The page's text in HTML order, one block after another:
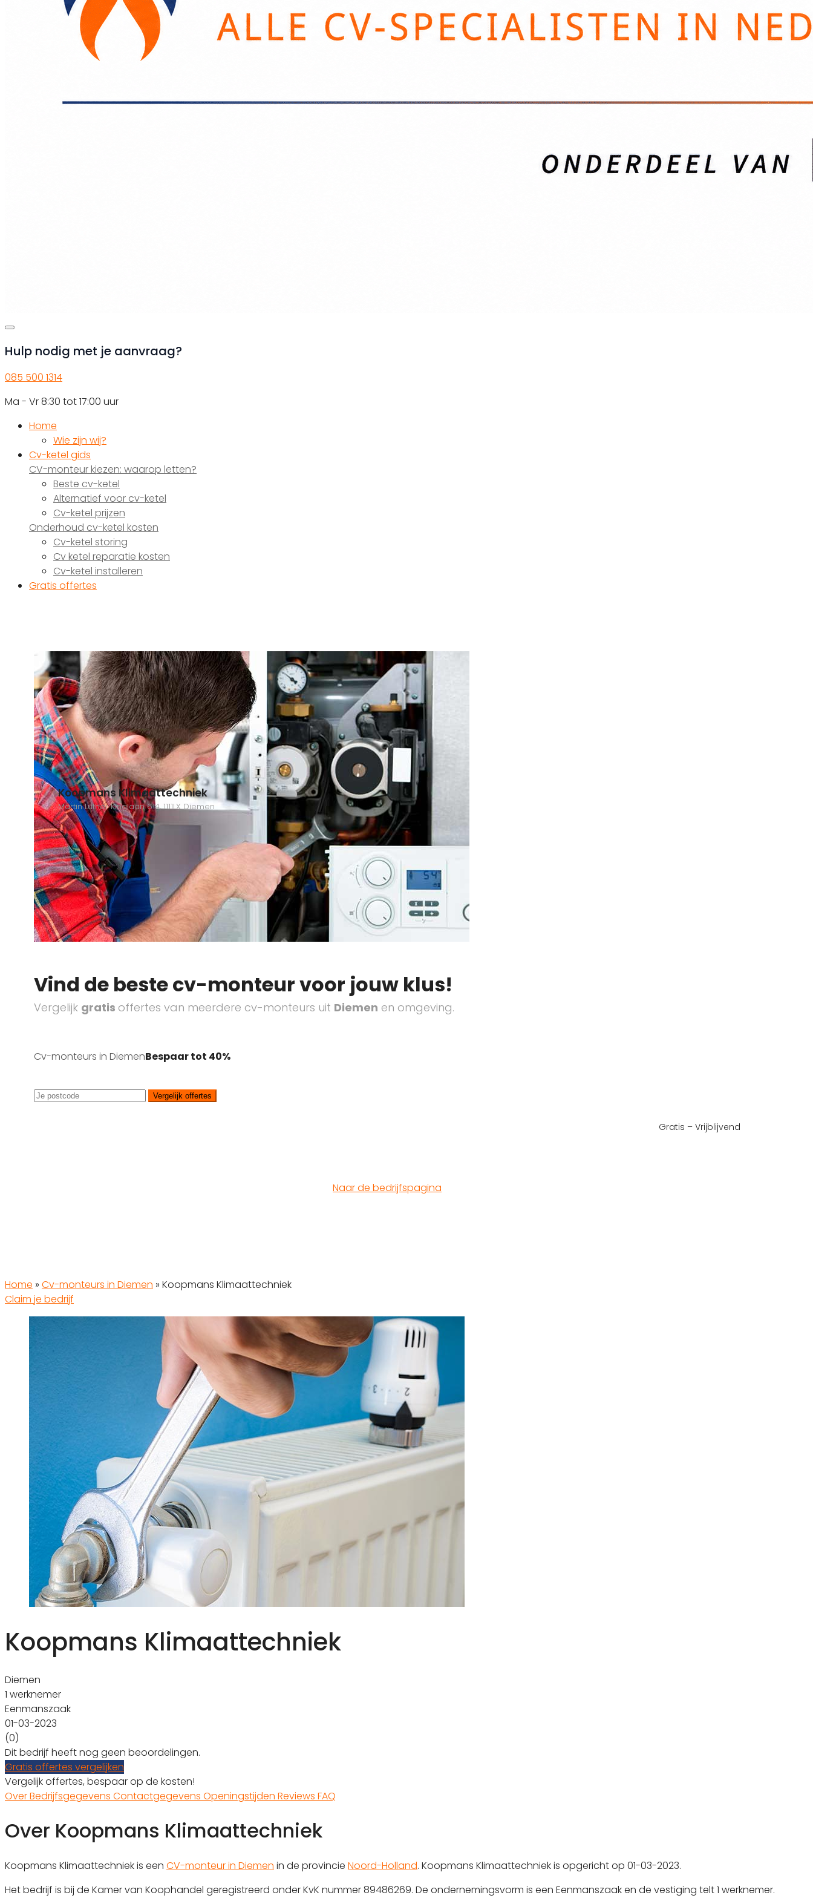
Hulp nodig met je aanvraag?
085 500 1314
Ma - Vr 8:30 tot 17:00 uur
Home
Wie zijn wij?
Cv-ketel gids
CV-monteur kiezen: waarop letten?
Beste cv-ketel
Alternatief voor cv-ketel
Cv-ketel prijzen
Onderhoud cv-ketel kosten
Cv-ketel storing
Cv ketel reparatie kosten
Cv-ketel installeren
Gratis offertes
Koopmans Klimaattechniek
Martin Luther Kinglaan 614, 1111LX Diemen
Vind de beste cv-monteur voor jouw klus!
Vergelijk gratis offertes van meerdere cv-monteurs uit Diemen en omgeving.
Cv-monteurs in DiemenBespaar tot 40%
Vergelijk offertes
Gratis – Vrijblijvend
Naar de bedrijfspagina
Home » Cv-monteurs in Diemen » Koopmans Klimaattechniek
Claim je bedrijf
Koopmans Klimaattechniek
Diemen
1 werknemer
Eenmanszaak
01-03-2023
(0)
Dit bedrijf heeft nog geen beoordelingen.
Gratis offertes vergelijken
Vergelijk offertes, bespaar op de kosten!
OverBedrijfsgegevens Contactgegevens Openingstijden Reviews FAQ
Over Koopmans Klimaattechniek
Koopmans Klimaattechniek is een CV-monteur in Diemen in de provincie Noord-Holland. Koopmans Klimaattechniek is opgericht op 01-03-2023.
Het bedrijf is bij de Kamer van Koophandel geregistreerd onder KvK nummer 89486269. De ondernemingsvorm is een Eenmanszaak en de vestiging telt 1 werknemer.